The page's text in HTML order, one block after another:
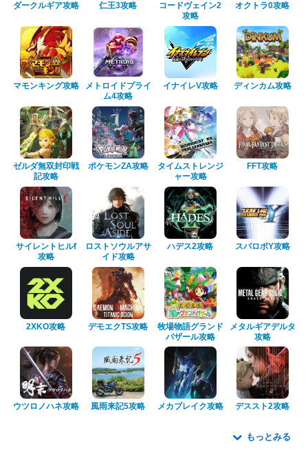
ダークルギア攻略 仁王3攻略
コードヴェイン2
攻略
オクトラ0攻略
マモンキング攻略
メトロイドプライ
ム4攻略
イナイレV攻略 ディンカム攻略
ゼルダ無双封印戦
記攻略
ポケモンZA攻略
タイムストレンジ
ャー攻略
FFT攻略
サイレントヒルf
攻略
ロストソウルアサ
イド攻略
ハデス2攻略 スパロボY攻略
2XKO攻略 デモエクTS攻略
牧場物語グランド
バザール攻略
メタルギアデルタ
攻略
ウツロノハネ攻略 風雨来記5攻略 メカブレイク攻略 デススト2攻略
もっとみる